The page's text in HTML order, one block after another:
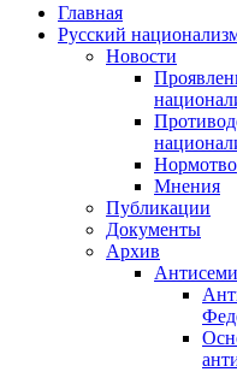
Главная
Русский
Новости
Мнения
Публикации
Документы
Архив